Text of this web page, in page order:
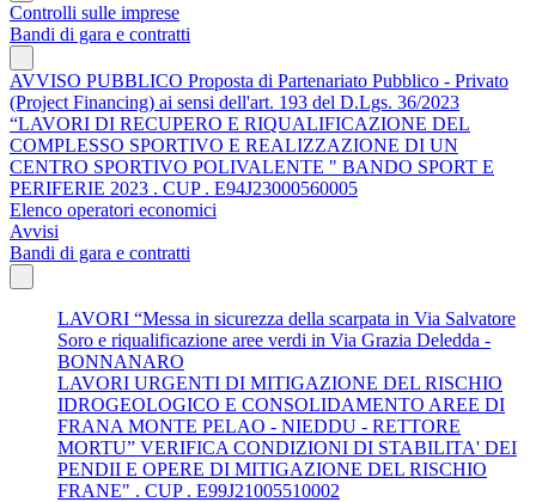
Controlli sulle imprese
Bandi di gara e contratti
AVVISO PUBBLICO Proposta di Partenariato Pubblico - Privato
(Project Financing) ai sensi dell'art. 193 del D.Lgs. 36/2023
“LAVORI DI RECUPERO E RIQUALIFICAZIONE DEL
COMPLESSO SPORTIVO E REALIZZAZIONE DI UN
CENTRO SPORTIVO POLIVALENTE " BANDO SPORT E
PERIFERIE 2023 . CUP . E94J23000560005
Elenco operatori economici
Avvisi
Bandi di gara e contratti
LAVORI “Messa in sicurezza della scarpata in Via Salvatore
Soro e riqualificazione aree verdi in Via Grazia Deledda -
BONNANARO
LAVORI URGENTI DI MITIGAZIONE DEL RISCHIO
IDROGEOLOGICO E CONSOLIDAMENTO AREE DI
FRANA MONTE PELAO - NIEDDU - RETTORE
MORTU” VERIFICA CONDIZIONI DI STABILITA' DEI
PENDII E OPERE DI MITIGAZIONE DEL RISCHIO
FRANE" . CUP . E99J21005510002